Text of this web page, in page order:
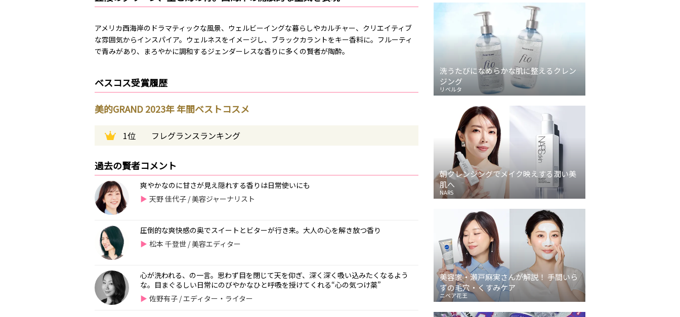
アメリカ西海岸のドラマティックな風景、ウェルビーイングな暮らしやカルチャー、クリエイティブ
な雰囲気からインスパイア。ウェルネスをイメージし、ブラックカラントをキー香料に。フルーティ
で青みがあり、まろやかに調和するジェンダーレスな香りに多くの賢者が陶酔。
ベスコス受賞履歴
美的GRAND 2023年 年間ベストコスメ
1位 フレグランスランキング
過去の賢者コメント
爽やかなのに甘さが見え隠れする香りは日常使いにも
天野 佳代子 / 美容ジャーナリスト
圧倒的な爽快感の奥でスイートとビターが行き来。大人の心を解き放つ香り
松本 千登世 / 美容エディター
心が洗われる、の一言。思わず目を閉じて天を仰ぎ、深く深く吸い込みたくなるよう
な。目まぐるしい日常にのびやかなひと呼吸を授けてくれる“心の気つけ薬”
佐野有子 / エディター・ライター
洗うたびになめらかな肌に整えるクレン
ジング
リベルタ
朝クレンジングでメイク映えする潤い美
肌へ
NARS
美容家・瀬戸麻実さんが解説！ 手間いら
ずの毛穴・くすみケア
ニベア花王